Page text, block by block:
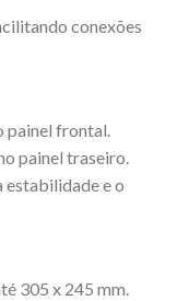
conexões
painel frontal.
painel traseiro.
estabilidade e o
305 x 245 mm.